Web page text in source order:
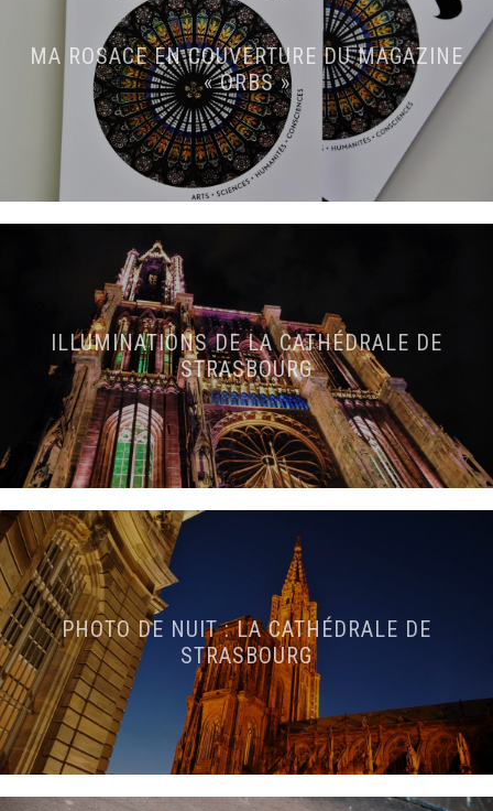
MA ROSACE EN COUVERTURE DU MAGAZINE
« ORBS »
ILLUMINATIONS DE LA CATHÉDRALE DE
STRASBOURG
PHOTO DE NUIT : LA CATHÉDRALE DE
STRASBOURG